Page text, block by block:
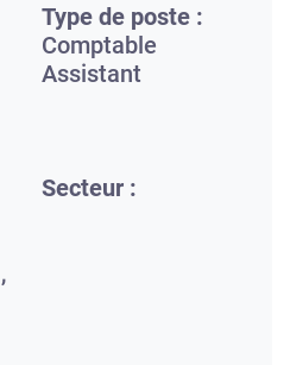
Type de poste :
Comptable
Assistant
Secteur :